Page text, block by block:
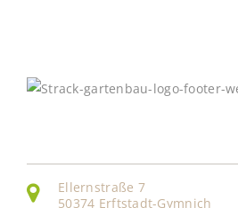
Ellernstraße 7
50374 Erftstadt-Gymnich